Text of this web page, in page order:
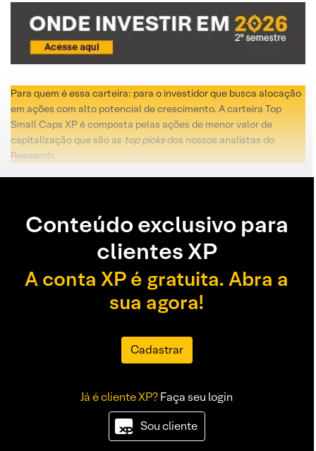
Para quem é essa carteira: para o investidor que busca alocação
em ações com alto potencial de crescimento. A carteira Top
Small Caps XP é composta pelas ações de menor valor de
capitalização que são as top picksdos nossos analistas do
Research.
Conteúdo exclusivo para
clientes XP
A conta XP é gratuita. Abra a
sua agora!
Cadastrar
Já é cliente XP?Faça seu login
Sou cliente